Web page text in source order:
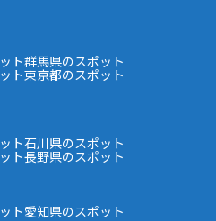
ト群馬県のスポット
ト東京都のスポット
ト石川県のスポット
ト長野県のスポット
ト愛知県のスポット